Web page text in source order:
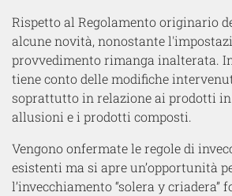
Rispetto al Regolamento originario
alcune novità, nonostante l
provvedimento rimanga inalterata.
tiene conto delle modifiche
soprattutto in relazione ai prodotti in
allusioni e i prodotti composti.
Vengono onfermate le regole di
esistenti ma si apre un’opportunità
l’invecchiamento “solera y criadera”